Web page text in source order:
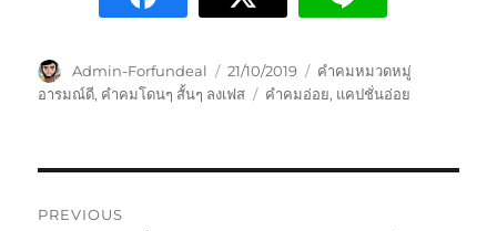
Admin-Forfundeal 21/10/2019
คำคมหมวดหมู่
อารมณ์ดี, คำคมโดนๆ สั้นๆ ลงเฟส คำคมอ่อย, แคปชั่นอ่อย
PREVIOUS